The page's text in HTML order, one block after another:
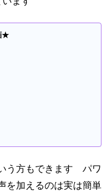
★
う方もできます パワ
を加えるのは実は簡単